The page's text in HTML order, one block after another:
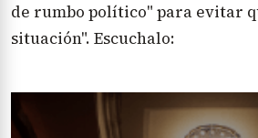
de rumbo político" para evitar
situación". Escuchalo: